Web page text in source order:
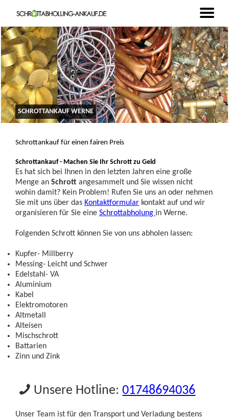
SCHROTTANKAUF WERNE
Schrottankauf für einen fairen Preis
Schrottankauf - Machen Sie Ihr Schrott zu Geld
Es hat sich bei Ihnen in den letzten Jahren eine große
Menge an Schrott angesammelt und Sie wissen nicht
wohin damit? Kein Problem! Rufen Sie uns an oder nehmen
Sie mit uns über das Kontaktformular kontakt auf und wir
organisieren für Sie eine Schrottabholung in Werne.
Folgenden Schrott können Sie von uns abholen lassen:
Kupfer- Millberry
Messing- Leicht und Schwer
Edelstahl- VA
Aluminium
Kabel
Elektromotoren
Altmetall
Alteisen
Mischschrott
Battarien
Zinn und Zink
Unsere Hotline:01748694036
Unser Team ist für den Transport und Verladung bestens